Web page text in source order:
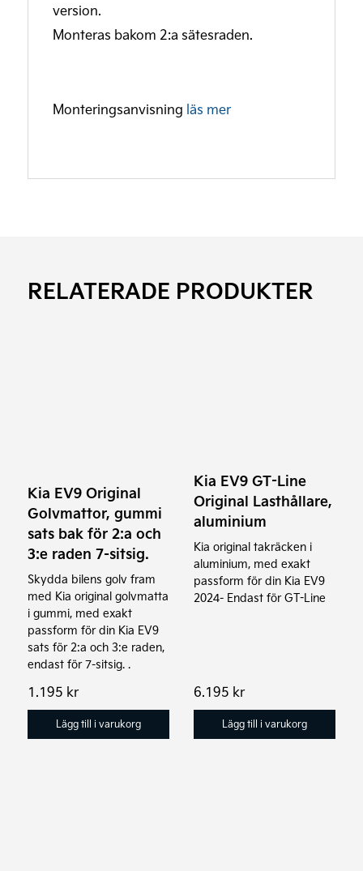
version.
Monteras bakom 2:a sätesraden.
Monteringsanvisning läs mer
RELATERADE PRODUKTER
Kia EV9 Original
Golvmattor, gummi
sats bak för 2:a och
3:e raden 7-sitsig.
Skydda bilens golv fram
med Kia original golvmatta
i gummi, med exakt
passform för din Kia EV9
sats för 2:a och 3:e raden,
endast för 7-sitsig. .
1.195 kr
Lägg till i varukorg
Kia EV9 GT-Line
Original Lasthållare,
aluminium
Kia original takräcken i
aluminium, med exakt
passform för din Kia EV9
2024- Endast för GT-Line
6.195 kr
Lägg till i varukorg